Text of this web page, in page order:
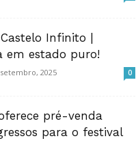
Infinito |
em estado puro!
2025 0
pré-venda
para o festival